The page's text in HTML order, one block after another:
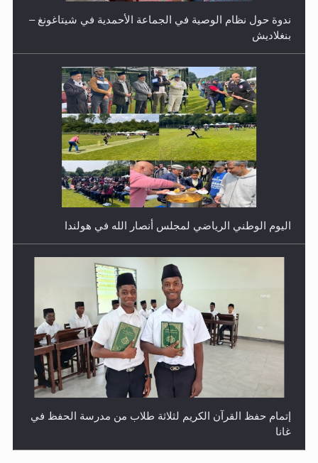
ندوة حول نظام الوصية في الجماعة الأحمدية في شيتاغونغ –
بنغلاديش
اليوم الوطني الرياضي لمجلس أنصار الله في هولندا
إتمام حفظ القرآن الكريم لثلاثة طلاب من مدرسة الحفظ في
غانا